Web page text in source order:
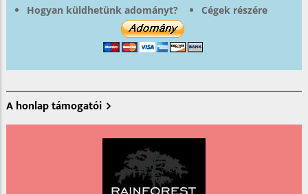
Hogyan küldhetünk adományt?
Cégek részére
A honlap támogatói